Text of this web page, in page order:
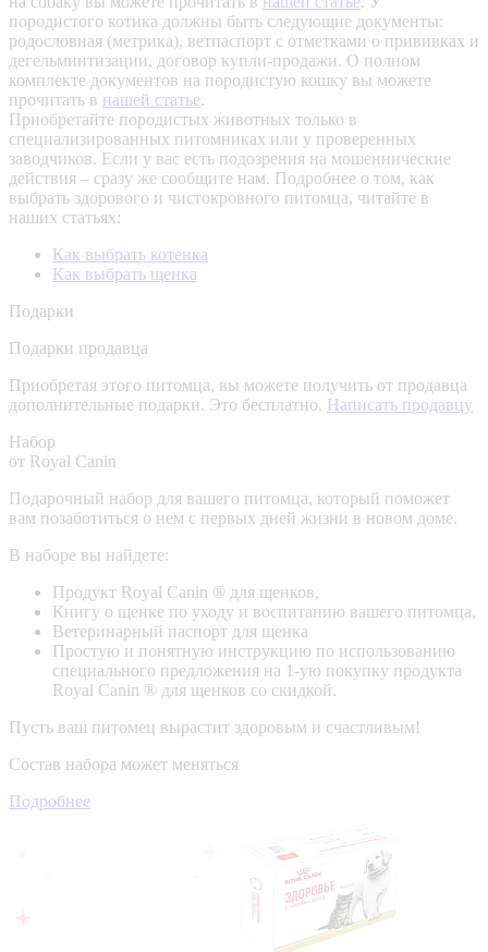
породистого котика должны быть следующие документы:
родословная (метрика), ветпаспорт с отметками о прививках и
дегельминтизации, договор купли-продажи. О полном
комплекте документов на породистую кошку вы можете
прочитать в нашей статье.
Приобретайте породистых животных только в
специализированных питомниках или у проверенных
заводчиков. Если у вас есть подозрения на мошеннические
действия – сразу же сообщите нам. Подробнее о том, как
выбрать здорового и чистокровного питомца, читайте в
наших статьях:
Как выбрать котенка
Как выбрать щенка
Подарки
Подарки продавца
Приобретая этого питомца, вы можете получить от продавца
дополнительные подарки. Это бесплатно. Написать продавцу
Набор
от Royal Canin
Подарочный набор для вашего питомца, который поможет
вам позаботиться о нем с первых дней жизни в новом доме.
В наборе вы найдете:
Продукт Royal Canin ® для щенков,
Книгу о щенке по уходу и воспитанию вашего питомца,
Ветеринарный паспорт для щенка
Простую и понятную инструкцию по использованию
специального предложения на 1-ую покупку продукта
Royal Canin ® для щенков со скидкой.
Пусть ваш питомец вырастит здоровым и счастливым!
Состав набора может меняться
Подробнее